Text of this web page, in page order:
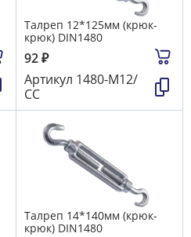
Талреп 12*125мм (крюк-
крюк) DIN1480
92₽
Артикул 1480-М12/
СС
Талреп 14*140мм (крюк-
крюк) DIN1480